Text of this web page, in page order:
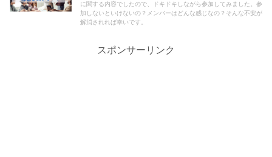
に関する内容でしたので、ドキドキしながら参加してみました。参
加しないといけないの？メンバーはどんな感じなの？そんな不安が
解消されれば幸いです。
スポンサーリンク